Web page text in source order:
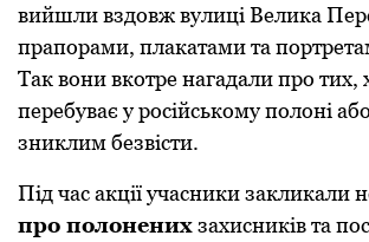
вийшли вздовж вулиці Велика
прапорами, плакатами та
Так вони вкотре нагадали про тих,
перебуває у російському полоні
зниклим безвісти.
Під час акції учасники закликали
про полоненихзахисників та